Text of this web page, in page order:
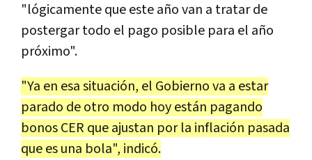
"lógicamente que este año van a tratar de
postergar todo el pago posible para el año
próximo".
"Ya en esa situación, el Gobierno va a estar
parado de otro modo hoy están pagando
bonos CER que ajustan por la inflación pasada
que es una bola", indicó.